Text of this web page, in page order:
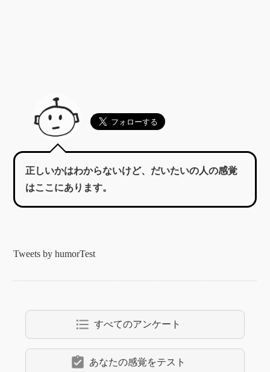
正しいかはわからないけど、だいたいの人の感覚
はここにあります。
Tweets by humorTest
format_list_bulleted すべてのアンケート
assignment_turned_in あなたの感覚をテスト